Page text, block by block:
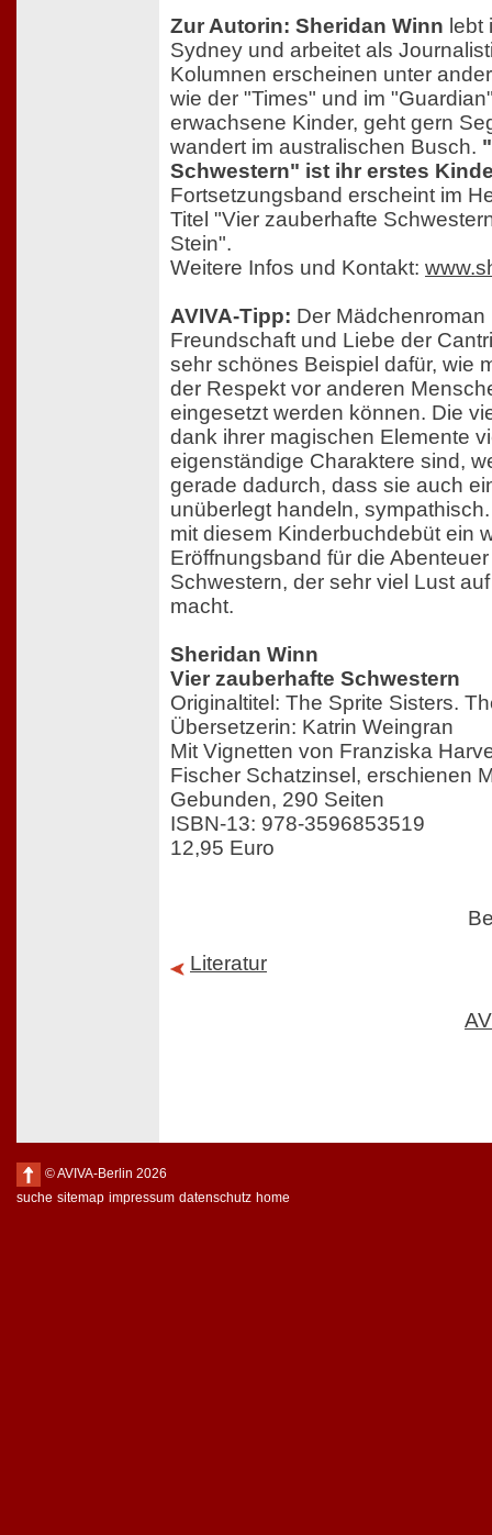
Zur Autorin: Sheridan Winn lebt
Sydney und arbeitet als
Kolumnen erscheinen unter
wie der "Times" und im
erwachsene Kinder, geht gern
wandert im australischen Busch.
Schwestern" ist ihr erstes
Fortsetzungsband erscheint im
Titel "Vier zauberhafte
Stein".
Weitere Infos und Kontakt:
AVIVA-Tipp: Der Mädchenroman
Freundschaft und Liebe der
sehr schönes Beispiel dafür, wie
der Respekt vor anderen
eingesetzt werden können. Die
dank ihrer magischen Elemente
eigenständige Charaktere sind,
gerade dadurch, dass sie auch
unüberlegt handeln,
mit diesem Kinderbuchdebüt ein
Eröffnungsband für die
Schwestern, der sehr viel Lust
macht.
Sheridan Winn
Vier zauberhafte Schwestern
Originaltitel: The Sprite Sisters.
Übersetzerin: Katrin Weingran
Mit Vignetten von Franziska
Fischer Schatzinsel, erschienen
Gebunden, 290 Seiten
ISBN-13: 978-3596853519
12,95 Euro
Literatur
© AVIVA-Berlin 2026
suche sitemap impressum datenschutz home